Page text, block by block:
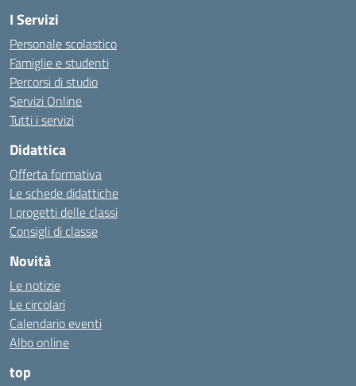
I Servizi
Personale scolastico
Famiglie e studenti
Percorsi di studio
Servizi Online
Tutti i servizi
Didattica
Offerta formativa
Le schede didattiche
I progetti delle classi
Consigli di classe
Novità
Le notizie
Le circolari
Calendario eventi
Albo online
top